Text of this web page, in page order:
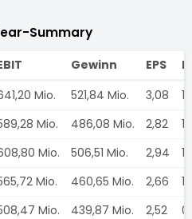
Summary
Gewinn EPS
Mio. 521,84 Mio. 3,08
Mio. 486,08 Mio. 2,82
Mio. 506,51 Mio. 2,94
Mio. 460,65 Mio. 2,66
Mio. 439,87 Mio. 2,52